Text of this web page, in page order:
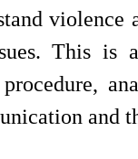
violence
This is
and